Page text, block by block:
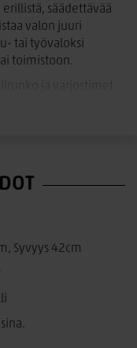
erillistä, säädettävää
valon juuri
tai työvaloksi
toimistoon.
selkeyttä.
Syvyys 42cm